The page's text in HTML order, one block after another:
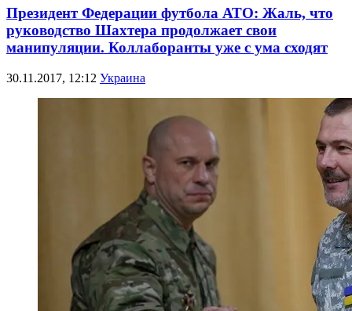
Президент Федерации футбола АТО: Жаль, что
руководство Шахтера продолжает свои
манипуляции. Коллаборанты уже с ума сходят
30.11.2017, 12:12 Украина